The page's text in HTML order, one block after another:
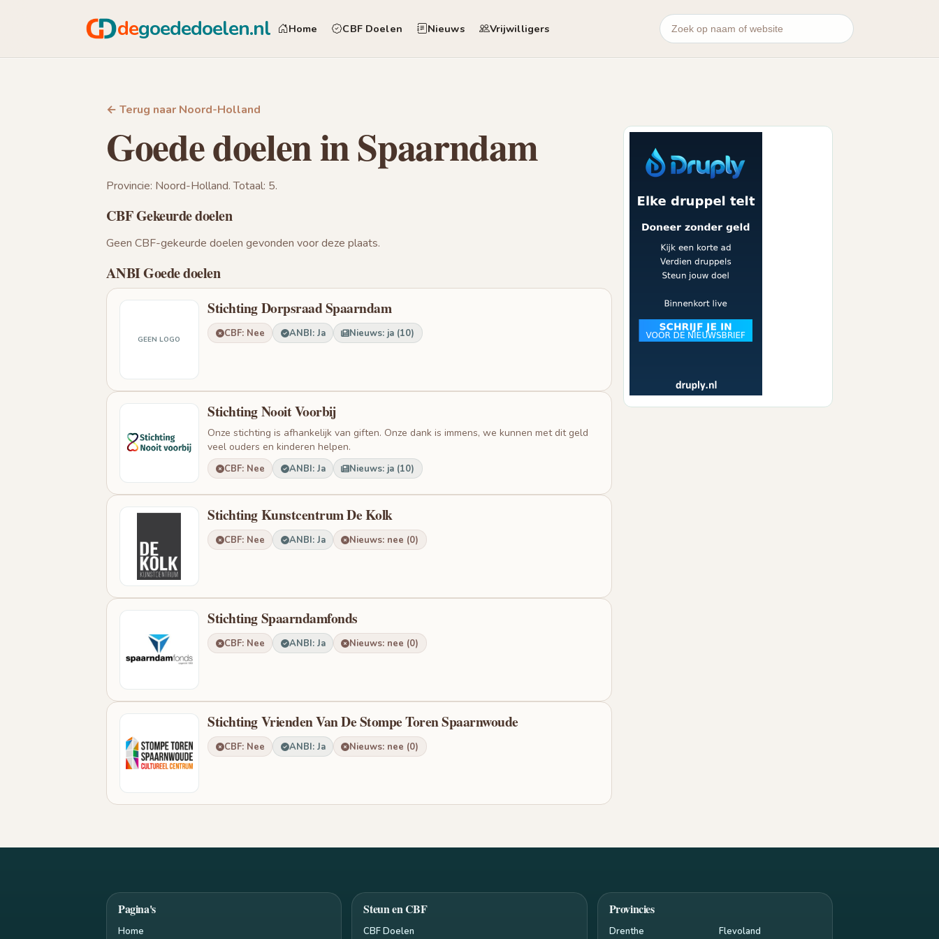
degoededoelen.nl Home CBF Doelen Nieuws Vrijwilligers
← Terug naar Noord-Holland
Goede doelen in Spaarndam
Provincie: Noord-Holland. Totaal: 5.
CBF Gekeurde doelen
Geen CBF-gekeurde doelen gevonden voor deze plaats.
ANBI Goede doelen
GEEN LOGO
Stichting Dorpsraad Spaarndam
CBF: Nee ANBI: Ja Nieuws: ja (10)
Stichting Nooit Voorbij
Onze stichting is afhankelijk van giften. Onze dank is immens, we kunnen met dit geld
veel ouders en kinderen helpen.
CBF: Nee ANBI: Ja Nieuws: ja (10)
Stichting Kunstcentrum De Kolk
CBF: Nee ANBI: Ja Nieuws: nee (0)
Stichting Spaarndamfonds
CBF: Nee ANBI: Ja Nieuws: nee (0)
Stichting Vrienden Van De Stompe Toren Spaarnwoude
CBF: Nee ANBI: Ja Nieuws: nee (0)
Pagina's
Home
Steun en CBF
CBF Doelen
Provincies
Drenthe Flevoland